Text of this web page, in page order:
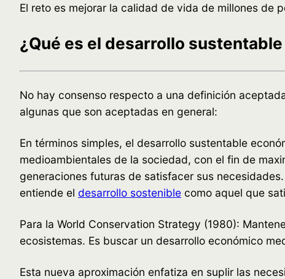
El reto es mejorar la calidad de vida de millones de
¿Qué es el desarrollo
No hay consenso respecto a una definición
algunas que son aceptadas en general:
En términos simples, el desarrollo sustentable
medioambientales de la sociedad, con el fin de
generaciones futuras de satisfacer sus
entiende el desarrollo sostenible como aquel que
Para la World Conservation Strategy (1980):
ecosistemas. Es buscar un desarrollo económico
Esta nueva aproximación enfatiza en suplir las